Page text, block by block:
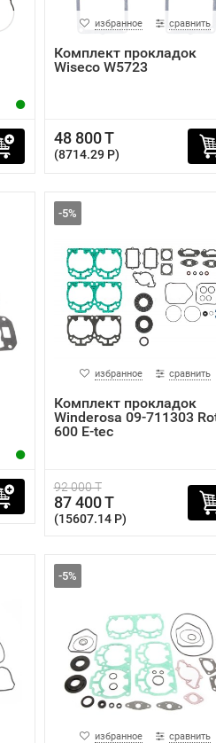
избранное сравнить
Комплект прокладок
Wiseco W5723
48 800 T
(8714.29 P)
-5%
избранное сравнить
Комплект прокладок
Winderosa 09-711303
600 E-tec
92 000 T
87 400 T
(15607.14 P)
-5%
избранное сравнить